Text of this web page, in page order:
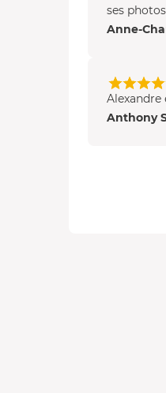
ses
Anne-
Anthony